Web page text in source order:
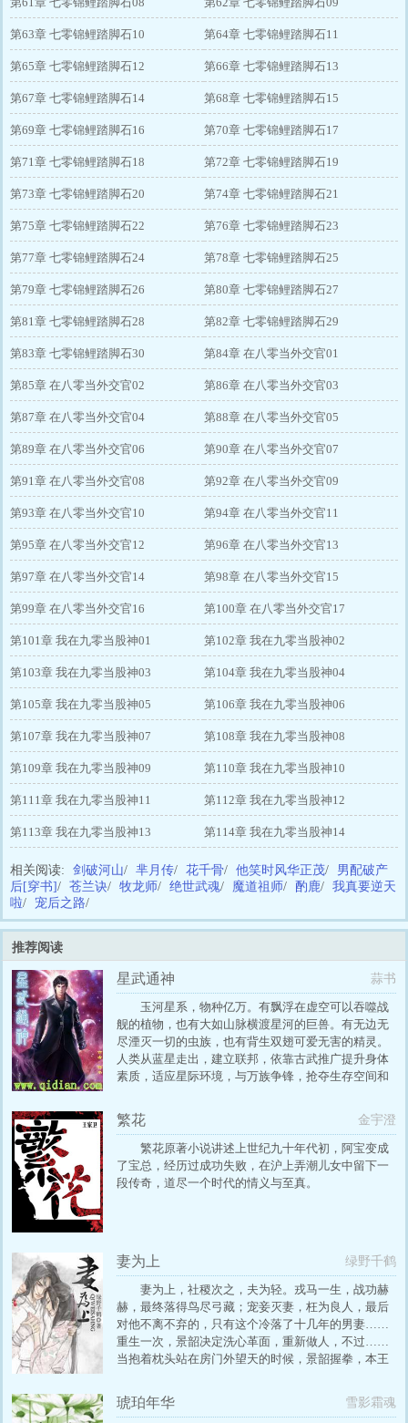
第63章 七零锦鲤踏脚石10 第64章 七零锦鲤踏脚石11
第65章 七零锦鲤踏脚石12 第66章 七零锦鲤踏脚石13
第67章 七零锦鲤踏脚石14 第68章 七零锦鲤踏脚石15
第69章 七零锦鲤踏脚石16 第70章 七零锦鲤踏脚石17
第71章 七零锦鲤踏脚石18 第72章 七零锦鲤踏脚石19
第73章 七零锦鲤踏脚石20 第74章 七零锦鲤踏脚石21
第75章 七零锦鲤踏脚石22 第76章 七零锦鲤踏脚石23
第77章 七零锦鲤踏脚石24 第78章 七零锦鲤踏脚石25
第79章 七零锦鲤踏脚石26 第80章 七零锦鲤踏脚石27
第81章 七零锦鲤踏脚石28 第82章 七零锦鲤踏脚石29
第83章 七零锦鲤踏脚石30 第84章 在八零当外交官01
第85章 在八零当外交官02 第86章 在八零当外交官03
第87章 在八零当外交官04 第88章 在八零当外交官05
第89章 在八零当外交官06 第90章 在八零当外交官07
第91章 在八零当外交官08 第92章 在八零当外交官09
第93章 在八零当外交官10 第94章 在八零当外交官11
第95章 在八零当外交官12 第96章 在八零当外交官13
第97章 在八零当外交官14 第98章 在八零当外交官15
第99章 在八零当外交官16 第100章 在八零当外交官17
第101章 我在九零当股神01 第102章 我在九零当股神02
第103章 我在九零当股神03 第104章 我在九零当股神04
第105章 我在九零当股神05 第106章 我在九零当股神06
第107章 我在九零当股神07 第108章 我在九零当股神08
第109章 我在九零当股神09 第110章 我在九零当股神10
第111章 我在九零当股神11 第112章 我在九零当股神12
第113章 我在九零当股神13 第114章 我在九零当股神14
相关阅读: 剑破河山/ 芈月传/ 花千骨/ 他笑时风华正茂/
男配破产
后[穿书]/ 苍兰诀/ 牧龙师/ 绝世武魂/ 魔道祖师/ 酌鹿/ 我真要逆天
啦/ 宠后之路/
推荐阅读
星武通神 蒜书
玉河星系，物种亿万。有飘浮在虚空可以吞噬战
舰的植物，也有大如山脉横渡星河的巨兽。有无边无
尽湮灭一切的虫族，也有背生双翅可爱无害的精灵。
人类从蓝星走出，建立联邦，依靠古武推广提升身体
素质，适应星际环境，与万族争锋，抢夺生存空间和
星上一个普通学生，机缘巧合获得了一枚种子，从此
踏上武道，走上征服星辰大海的通神之路。
繁花 金宇澄
繁花原著小说讲述上世纪九十年代初，阿宝变成
了宝总，经历过成功失败，在沪上弄潮儿女中留下一
段传奇，道尽一个时代的情义与至真。
妻为上 绿野千鹤
妻为上，社稷次之，夫为轻。戎马一生，战功赫
赫，最终落得鸟尽弓藏；宠妾灭妻，枉为良人，最后
对他不离不弃的，只有这个冷落了十几年的男妻……
重生一次，景韶决定洗心革面，重新做人，不过……
当抱着枕头站在房门外望天的时候，景韶握拳，本王
让我进去吧！”PS：基本上轻松无虐，HE~…
琥珀年华 雪影霜魂